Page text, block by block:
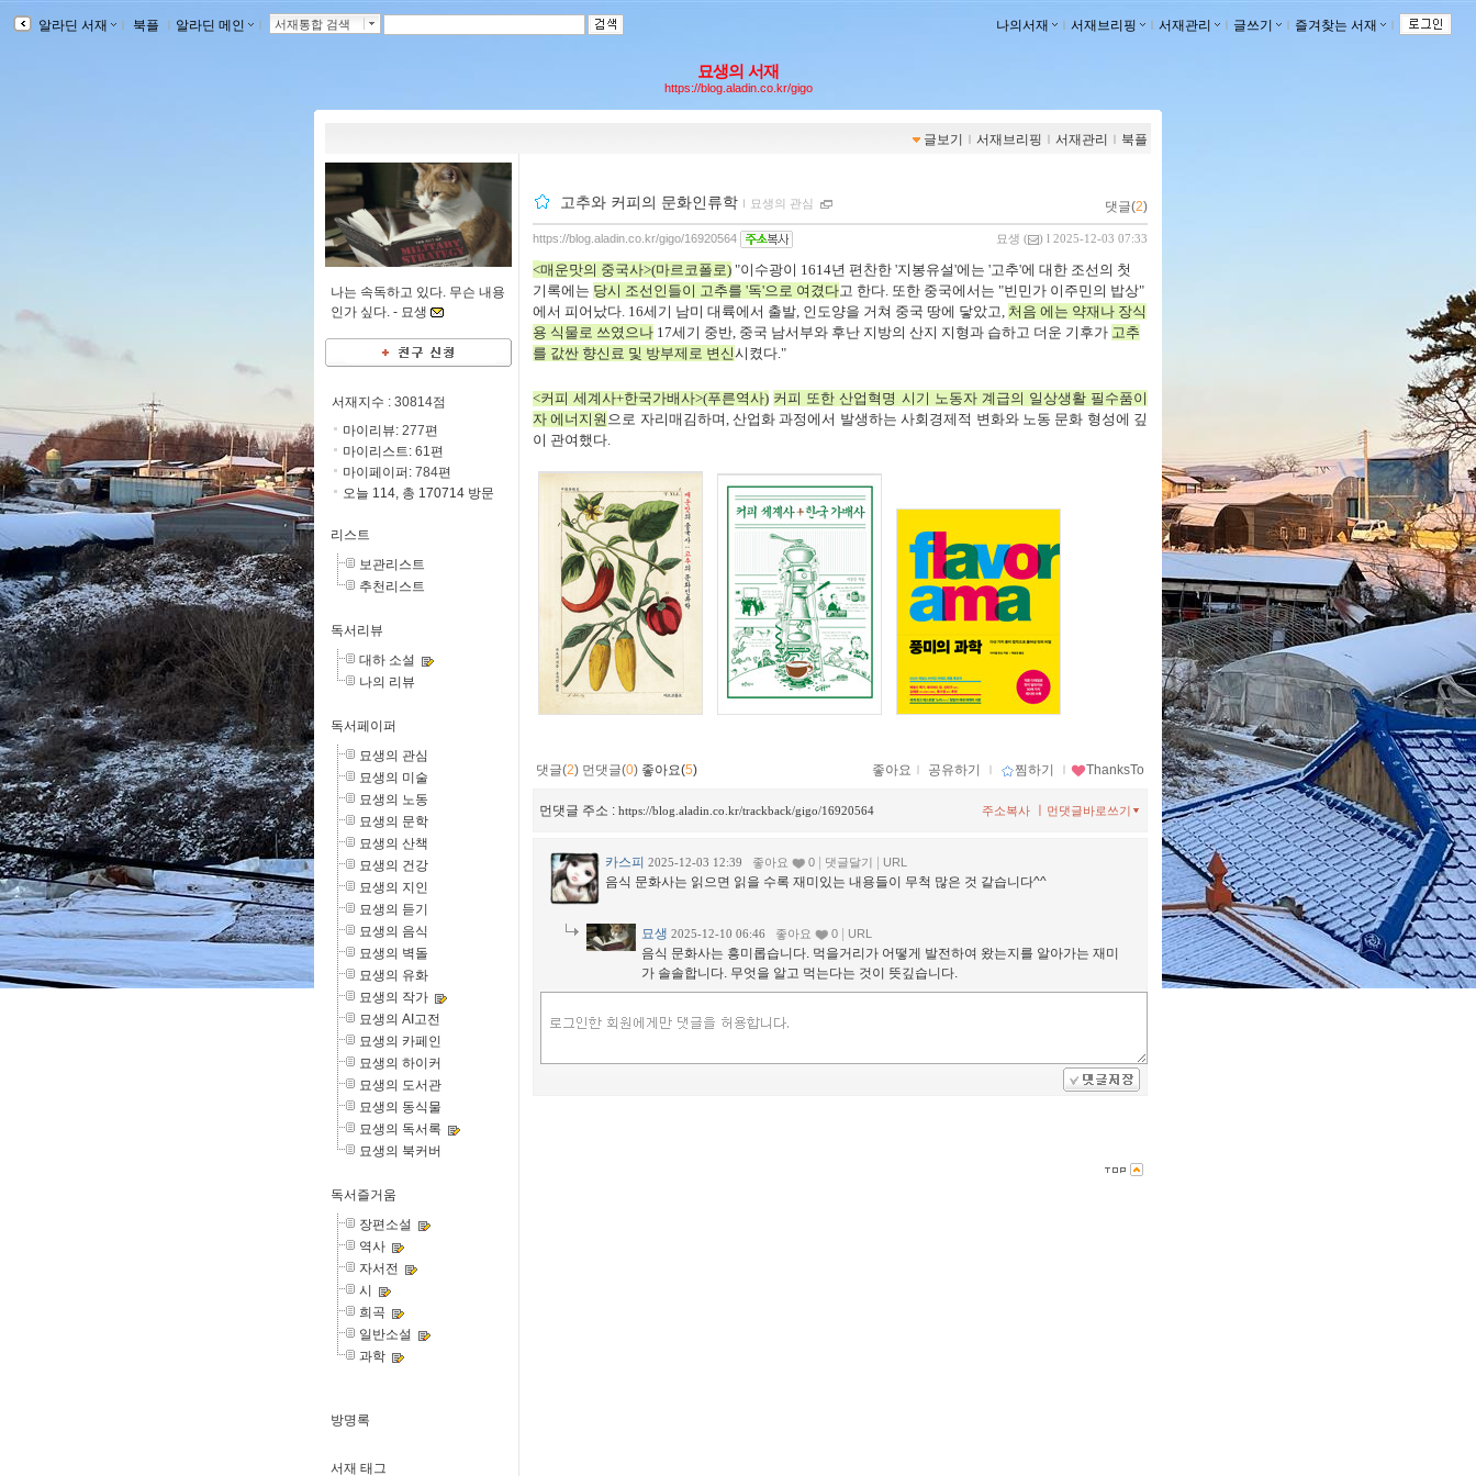
알라딘 서재 ｌ 북플 ｌ 알라딘 메인 ｌ 서재통합 검색 나의서재 ｌ 서재브리핑 ｌ 서재관리 ｌ 글쓰기 ｌ 즐겨찾는 서재 ｌ
묘생의 서재
https://blog.aladin.co.kr/gigo
글보기 ｌ 서재브리핑 ｌ 서재관리 ｌ 북플
나는 속독하고 있다. 무슨 내용
인가 싶다. - 묘생
서재지수 : 30814점
마이리뷰: 277편
마이리스트: 61 편
마이페이퍼: 784편
오늘 114, 총 170714 방문
리스트
보관리스트
추천리스트
독서리뷰
대하 소설
나의 리뷰
독서페이퍼
묘생의 관심
묘생의 미술
묘생의 노동
묘생의 문학
묘생의 산책
묘생의 건강
묘생의 지인
묘생의 듣기
묘생의 음식
묘생의 벽돌
묘생의 유화
묘생의 작가
묘생의 AI고전
묘생의 카페인
묘생의 하이커
묘생의 도서관
묘생의 동식물
묘생의 독서록
묘생의 북커버
독서즐거움
장편소설
역사
자서전
시
희곡
일반소설
과학
방명록
서재 태그
고추와 커피의 문화인류학 ｌ 묘생의 관심 댓글(2)
묘생 ( ) l 2025-12-03 07:33
https://blog.aladin.co.kr/gigo/16920564
<매운맛의 중국사>(마르코폴로) "이수광이 1614년 편찬한 '지봉유설'에는 '고추'에 대 한 조선의 첫
기록에는 당시 조선인들이 고추를 '독'으로 여겼다고 한다. 또한 중국에서는 "빈민가 이주민의 밥상"
에서 피어났다. 16세기 남미 대륙에서 출발, 인도양을 거쳐 중국 땅에 닿았고, 처음 에는 약재나 장식
용 식물로 쓰였으나 17세기 중반, 중국 남서부와 후난 지방의 산지 지형과 습하고 더운 기후가 고추
를 값싼 향신료 및 방부제로 변신시켰다."
<커피 세계사+한국가배사>(푸른역사) 커피 또한 산업혁명 시기 노동자 계급의 일상생활 필수품이
자 에너지원 으로 자리매김하며, 산업화 과정에서 발생하는 사회경제적 변화와 노동 문화 형성에 깊
이 관여했다.
댓글(2) 먼댓글(0) 좋아요(5) 좋아요 ｌ 공유하기 ｌ 찜하기 ｌ ThanksTo
먼댓글 주소 : https://blog.aladin.co.kr/trackback/gigo/16920564 먼댓글바로쓰기
주소복사
카스피 2025-12-03 12:39 좋아요 0 댓글달기 URL
음식 문화사는 읽으면 읽을 수록 재미있는 내용들이 무척 많은 것 같습니다^^
묘생 2025-12-10 06:46 좋아요 0 URL
음식 문화사는 흥미롭습니다. 먹을거리가 어떻게 발전하여 왔는지를 알아가는 재미
가 솔솔합니다. 무엇을 알고 먹는다는 것이 뜻깊습니다.